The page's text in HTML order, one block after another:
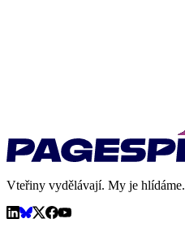
Vteřiny vydělávají. My je hlídáme.